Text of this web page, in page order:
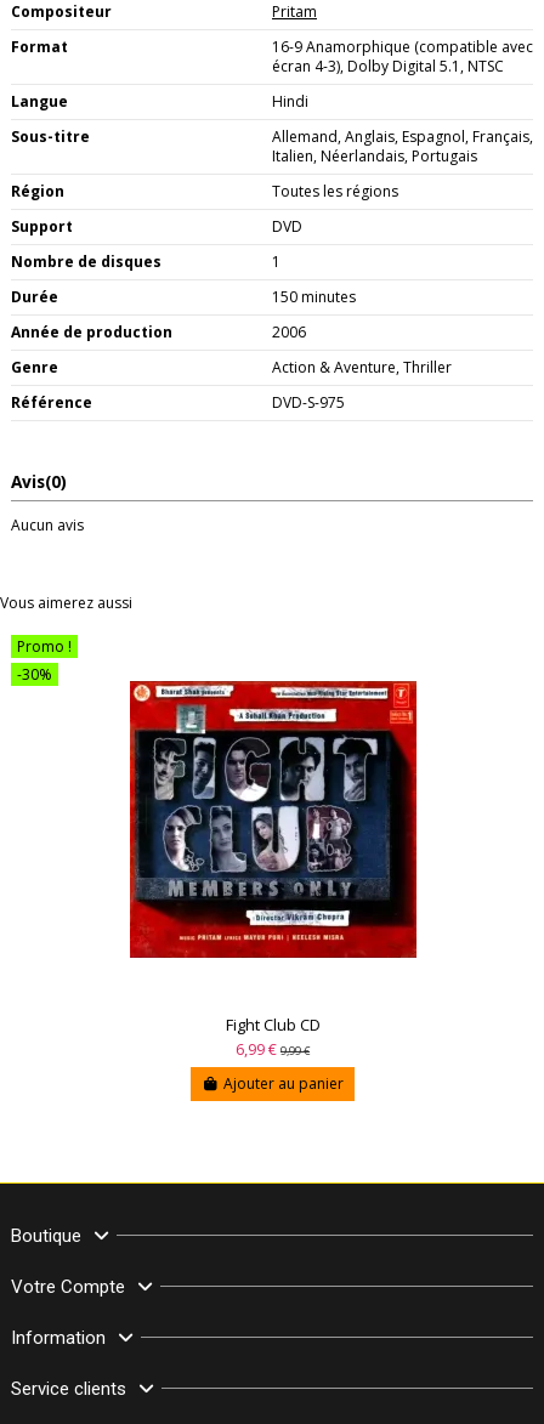
Compositeur
Pritam
Format
16-9 Anamorphique (compatible avec
écran 4-3), Dolby Digital 5.1, NTSC
Langue
Hindi
Sous-titre
Allemand, Anglais, Espagnol, Français,
Italien, Néerlandais, Portugais
Région
Toutes les régions
Support
DVD
Nombre de disques
1
Durée
150 minutes
Année de production
2006
Genre
Action & Aventure, Thriller
Référence
DVD-S-975
Avis(0)
Aucun avis
Vous aimerez aussi
Promo !
-30%
Fight Club CD
6,99 € 9,99 €
Ajouter au panier
Boutique
Votre Compte
Information
Service clients